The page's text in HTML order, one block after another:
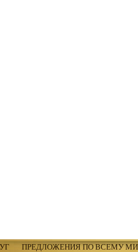
ПРЕДЛОЖЕНИЯ ПО ВСЕМУ